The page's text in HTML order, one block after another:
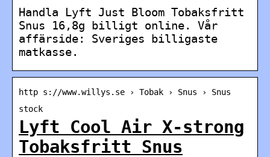
Handla Lyft Just Bloom Tobaksfritt
Snus 16,8g billigt online. Vår
affärside: Sveriges billigaste
matkasse.
http s://www.willys.se › Tobak › Snus › Snus
stock
Lyft Cool Air X-strong
Tobaksfritt Snus